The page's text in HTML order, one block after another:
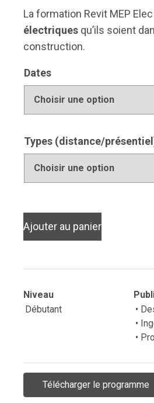
La formation Revit MEP
électriques qu’ils soient
construction.
Dates
Types (distance/
Ajouter au panier
Niveau
Débutant
•
•
•
Télécharger le programme